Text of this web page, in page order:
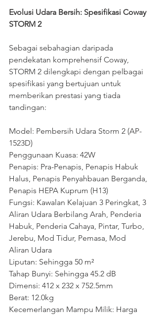
Evolusi Udara Bersih: Spesifikasi Coway
STORM 2
Sebagai sebahagian daripada
pendekatan komprehensif Coway,
STORM 2 dilengkapi dengan pelbagai
spesifikasi yang bertujuan untuk
memberikan prestasi yang tiada
tandingan:
Model: Pembersih Udara Storm 2 (AP-
1523D)
Penggunaan Kuasa: 42W
Penapis: Pra-Penapis, Penapis Habuk
Halus, Penapis Penyahbauan Berganda,
Penapis HEPA Kuprum (H13)
Fungsi: Kawalan Kelajuan 3 Peringkat, 3
Aliran Udara Berbilang Arah, Penderia
Habuk, Penderia Cahaya, Pintar, Turbo,
Jerebu, Mod Tidur, Pemasa, Mod
Aliran Udara
Liputan: Sehingga 50 m²
Tahap Bunyi: Sehingga 45.2 dB
Dimensi: 412 x 232 x 752.5mm
Berat: 12.0kg
Kecemerlangan Mampu Milik: Harga